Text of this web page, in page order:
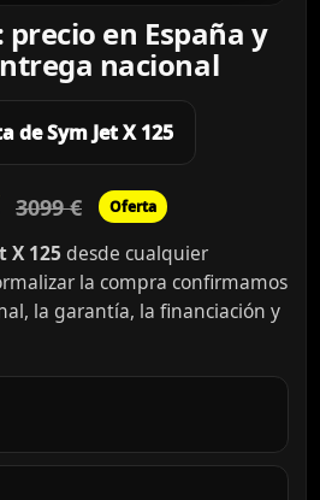
precio en España y
nacional
de Sym Jet X 125
3099 € Oferta
X 125 desde cualquier
la compra confirmamos
la garantía, la financiación y